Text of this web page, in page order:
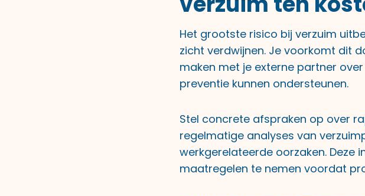
Het grootste risico bij verzuim
zicht verdwijnen. Je voorkomt dit
maken met je externe partner
preventie kunnen ondersteunen.
Stel concrete afspraken op over
regelmatige analyses van
werkgerelateerde oorzaken.
maatregelen te nemen voordat